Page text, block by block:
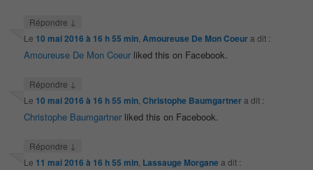
Répondre ↓
Le 10 mai 2016 à 16 h 55 min Amoureuse De Mon Coeura dit :
Amoureuse De Mon Coeur liked this on Facebook.
Répondre ↓
Le 10 mai 2016 à 16 h 55 min ,Christophe Baumgartnera dit :
Christophe Baumgartner liked this on Facebook.
Répondre ↓
Le 11 mai 2016 à 16 h 55 min Lassauge Morgane a dit :